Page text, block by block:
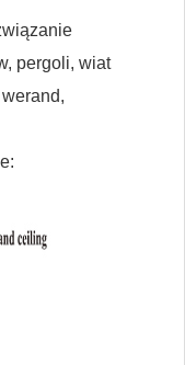
pergoli, wiat